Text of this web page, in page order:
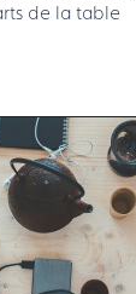
de la table